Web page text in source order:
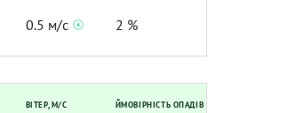
0.5 м/с 2 %
ВІТЕР, М/С ЙМОВІРНІСТЬ ОПАДІВ